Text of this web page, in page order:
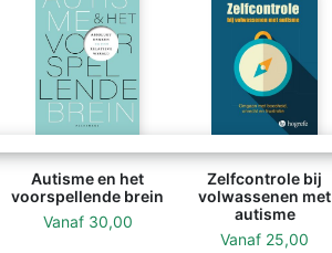
Autisme en het
voorspellende brein
Vanaf 30,00
Zelfcontrole bij
volwassenen met
autisme
Vanaf 25,00